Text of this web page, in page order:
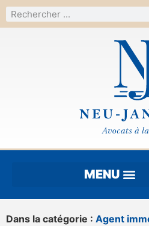
Dans la catégorie : Agent